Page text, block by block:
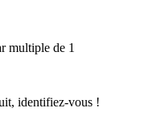
multiple de 1
identifiez-vous !